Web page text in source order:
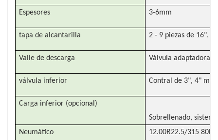
Espesores 3-6mm
tapa de alcantarilla 2 - 9 piezas de 16",
Valle de descarga Válvula adaptadora
válvula inferior Contral de 3", 4"
Carga inferior (opcional)
Sobrellenado,
Neumático
12.00R22.5/315